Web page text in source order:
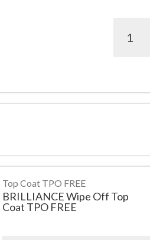
ALL-
Coat
Top Coat TPO FREE
BRILLIANCE Wipe Off Top
Coat TPO FREE